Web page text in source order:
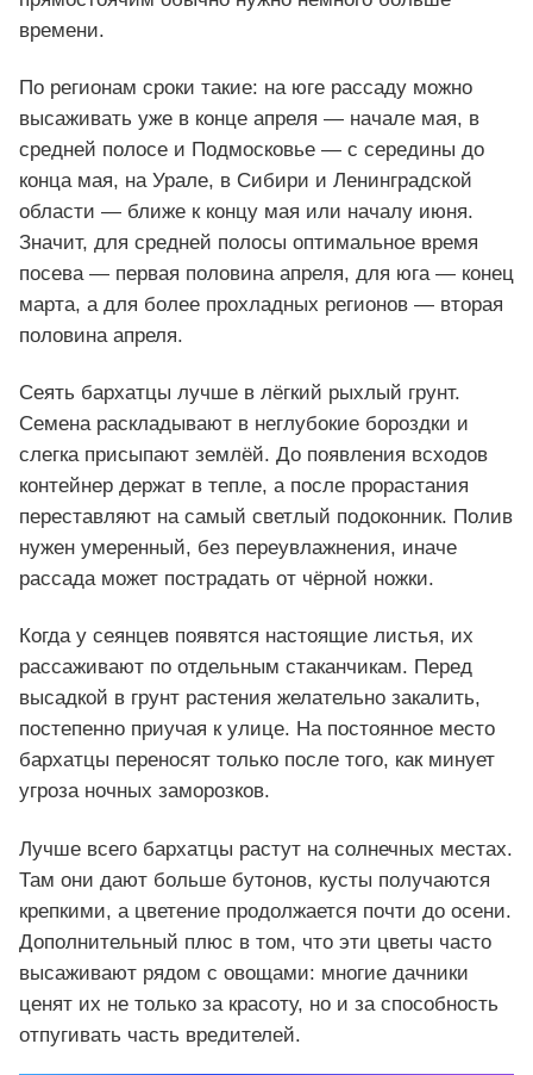
времени.
По регионам сроки такие: на юге рассаду можно
высаживать уже в конце апреля — начале мая, в
средней полосе и Подмосковье — с середины до
конца мая, на Урале, в Сибири и Ленинградской
области — ближе к концу мая или началу июня.
Значит, для средней полосы оптимальное время
посева — первая половина апреля, для юга — конец
марта, а для более прохладных регионов — вторая
половина апреля.
Сеять бархатцы лучше в лёгкий рыхлый грунт.
Семена раскладывают в неглубокие бороздки и
слегка присыпают землёй. До появления всходов
контейнер держат в тепле, а после прорастания
переставляют на самый светлый подоконник. Полив
нужен умеренный, без переувлажнения, иначе
рассада может пострадать от чёрной ножки.
Когда у сеянцев появятся настоящие листья, их
рассаживают по отдельным стаканчикам. Перед
высадкой в грунт растения желательно закалить,
постепенно приучая к улице. На постоянное место
бархатцы переносят только после того, как минует
угроза ночных заморозков.
Лучше всего бархатцы растут на солнечных местах.
Там они дают больше бутонов, кусты получаются
крепкими, а цветение продолжается почти до осени.
Дополнительный плюс в том, что эти цветы часто
высаживают рядом с овощами: многие дачники
ценят их не только за красоту, но и за способность
отпугивать часть вредителей.